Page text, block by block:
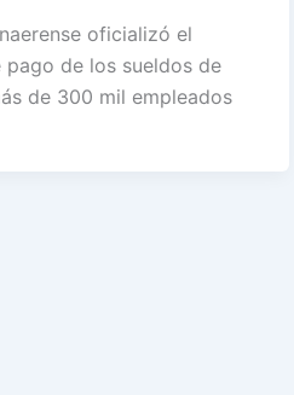
oficializó el
pago de los sueldos de
de 300 mil empleados